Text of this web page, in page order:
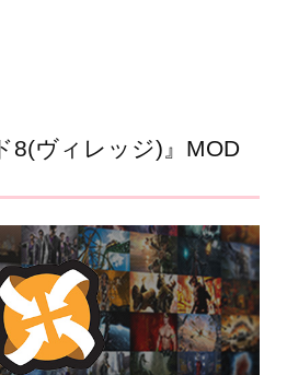
8(ヴィレッジ)』MOD